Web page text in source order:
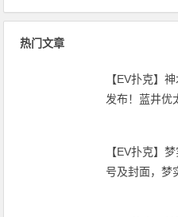
热门文章
【EV扑克】
发布！蓝井优
【EV扑克】
号及封面，梦